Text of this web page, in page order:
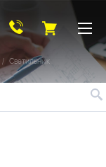
Светильник